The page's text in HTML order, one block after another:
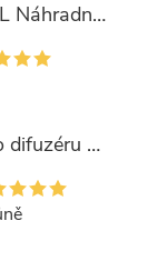
Millefiori ZONA/NATURAL Náhradní stébla pro difuzér 100ml
Millefiori Natural Náplň do difuzéru 250ml/Legni e Fiori ďArancio